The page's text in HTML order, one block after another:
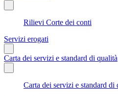
Rilievi Corte dei conti
Servizi erogati
Carta dei servizi e standard di qualità
Carta dei servizi e standard di